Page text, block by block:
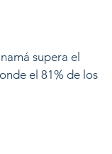
supera el
el 81% de los